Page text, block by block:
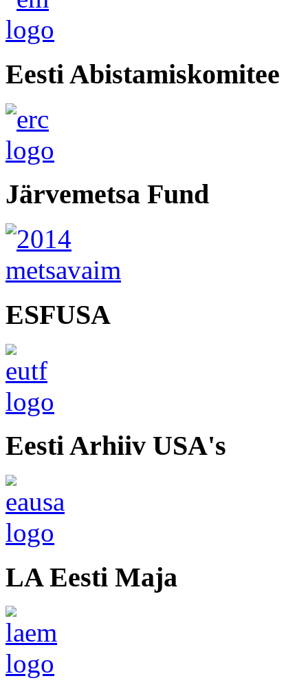
Eesti Abistamiskomitee
Järvemetsa Fund
ESFUSA
Eesti Arhiiv USA's
LA Eesti Maja